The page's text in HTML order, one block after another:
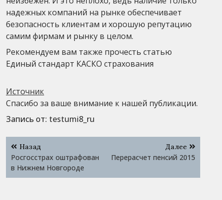
надежных компаний на рынке обеспечивает
безопасность клиентам и хорошую репутацию
самим фирмам и рынку в целом.
Рекомендуем вам также прочесть статью
Единый стандарт КАСКО страхования
Источник
Спасибо за ваше внимание к нашей публикации.
Запись от: testumi8_ru
Навигация
по
записям
Назад
Росгосстрах оштрафован
в Нижнем Новгороде
Далее
Перерасчет пенсий 2015